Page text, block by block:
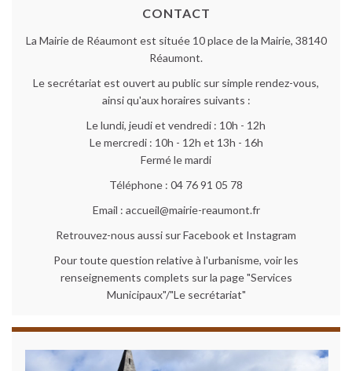
CONTACT
La Mairie de Réaumont est située 10 place de la Mairie, 38140
Réaumont.
Le secrétariat est ouvert au public sur simple rendez-vous,
ainsi qu'aux horaires suivants :
Le lundi, jeudi et vendredi : 10h - 12h
Le mercredi : 10h - 12h et 13h - 16h
Fermé le mardi
Téléphone : 04 76 91 05 78
Email : accueil@mairie-reaumont.fr
Retrouvez-nous aussi sur Facebook et Instagram
Pour toute question relative à l'urbanisme, voir les
renseignements complets sur la page "Services
Municipaux"/"Le secrétariat"